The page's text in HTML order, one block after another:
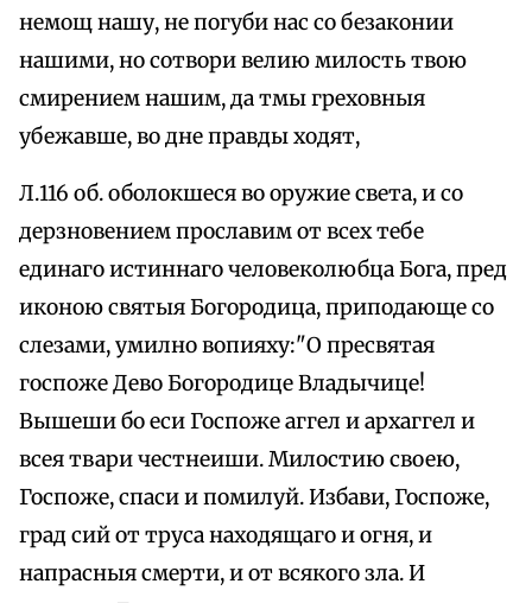
немощ нашу, не погуби нас со безаконии
нашими, но сотвори велию милость твою
смирением нашим, да тмы греховныя
убежавше, во дне правды ходят,
Л.116 об. оболокшеся во оружие света, и со
дерзновением прославим от всех тебе
единаго истиннаго человеколюбца Бога, пред
иконою святыя Богородица, приподающе со
слезами, умилно вопияху:"О пресвятая
госпоже Дево Богородице Владычице!
Вышеши бо еси Госпоже аггел и архаггел и
всея твари честнеиши. Милостию своею,
Госпоже, спаси и помилуй. Избави, Госпоже,
град сий от труса находящаго и огня, и
напрасныя смерти, и от всякого зла. И